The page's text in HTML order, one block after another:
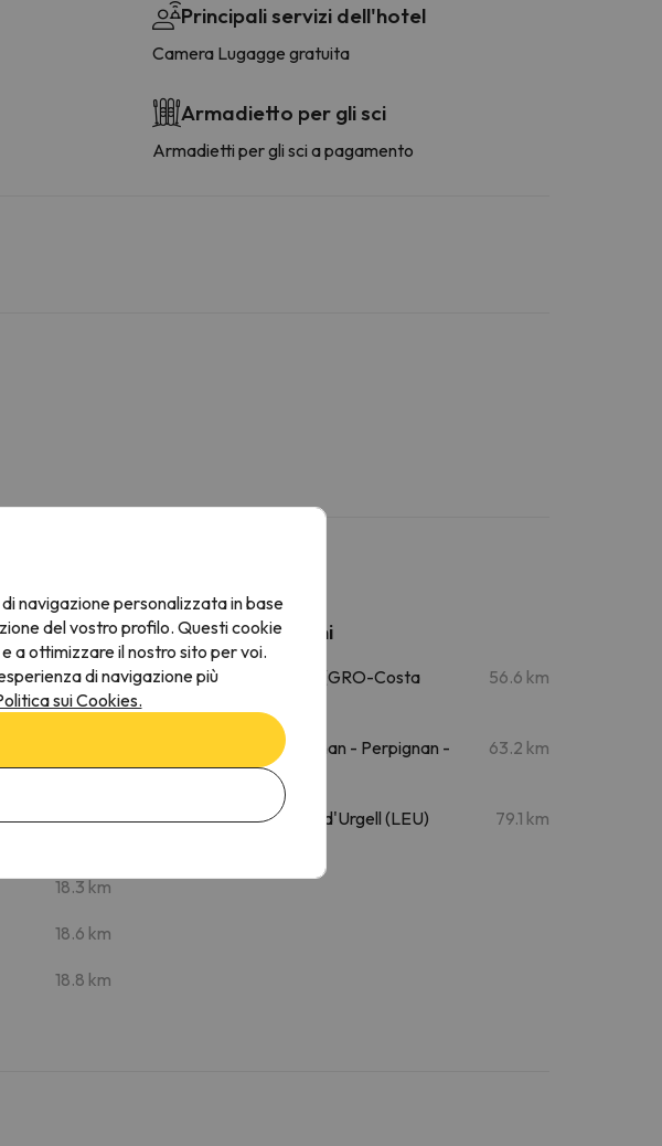
Principali servizi dell'hotel
Camera Lugagge gratuita
Armadietto per gli sci
Armadietti per gli sci a pagamento
5.8 km
13.2 km
18.3 km
18.6 km
18.8 km
Aeroporti vicini
Aeroporto di Girona (GRO-Costa
56.6 km
Aeroporto di Perpignan - Perpignan -
Rivesaltes Intl. (PGF)
63.2 km
Aeroporto di La Seu d'Urgell (LEU) 79.1 km
navigazione personalizzata in base
del vostro profilo. Questi cookie
a ottimizzare il nostro sito per voi.
di navigazione più
sui Cookies.